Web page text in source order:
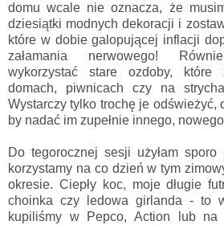
domu wcale nie oznacza, że
dziesiątki modnych dekoracji i
które w dobie galopującej inflacji
załamania nerwowego!
wykorzystać stare ozdoby, które
domach, piwnicach czy na
Wystarczy tylko trochę je odświeżyć,
by nadać im zupełnie innego,
Do tegorocznej sesji użyłam sporo
korzystamy na co dzień w tym
okresie. Ciepły koc, moje długie
choinka czy ledowa girlanda - to
kupiliśmy w Pepco, Action lub na